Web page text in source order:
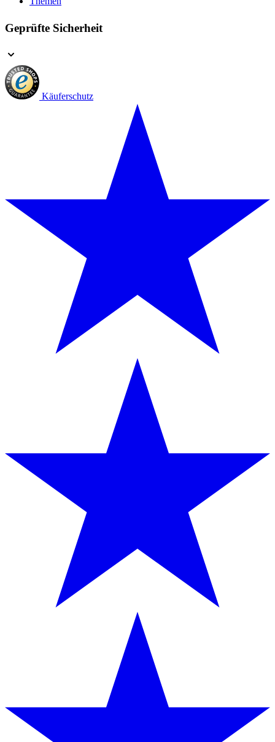
Geprüfte Sicherheit
Käuferschutz